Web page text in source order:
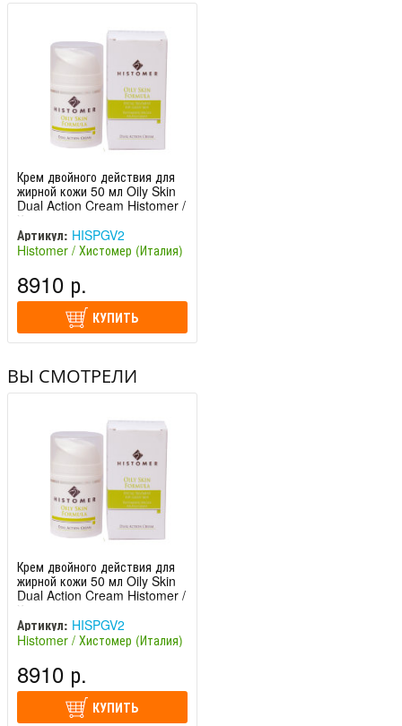
Крем двойного действия для
жирной кожи 50 мл Oily Skin
Dual Action Cream Histomer /
Хистомер
Артикул: HISPGV2
Histomer / Хистомер (Италия)
8910 р.
КУПИТЬ
ВЫ СМОТРЕЛИ
Крем двойного действия для
жирной кожи 50 мл Oily Skin
Dual Action Cream Histomer /
Хистомер
Артикул: HISPGV2
Histomer / Хистомер (Италия)
8910 р.
КУПИТЬ